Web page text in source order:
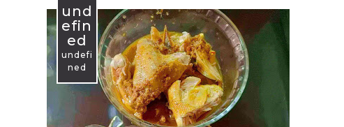
und
efin
ed
undefi
ned